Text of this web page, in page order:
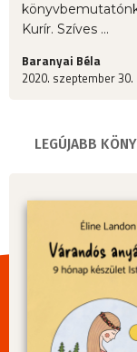
Kurír. Szíves ...
Baranyai Béla
2020. szeptember 30.
LEGÚJABB